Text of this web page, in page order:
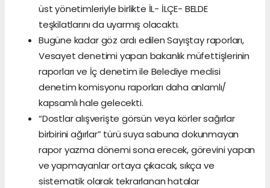
üst yönetimleriyle birlikte İL- İLÇE- BELDE
teşkilatlarını da uyarmış olacaktı.
Bugüne kadar göz ardı edilen Sayıştay raporları,
Vesayet denetimi yapan bakanlık müfettişlerinin
raporları ve İç denetim ile Belediye meclisi
denetim komisyonu raporları daha anlamlı/
kapsamlı hale gelecekti.
“Dostlar alışverişte görsün veya körler sağırlar
birbirini ağırlar” türü suya sabuna dokunmayan
rapor yazma dönemi sona erecek, görevini yapan
ve yapmayanlar ortaya çıkacak, sıkça ve
sistematik olarak tekrarlanan hatalar